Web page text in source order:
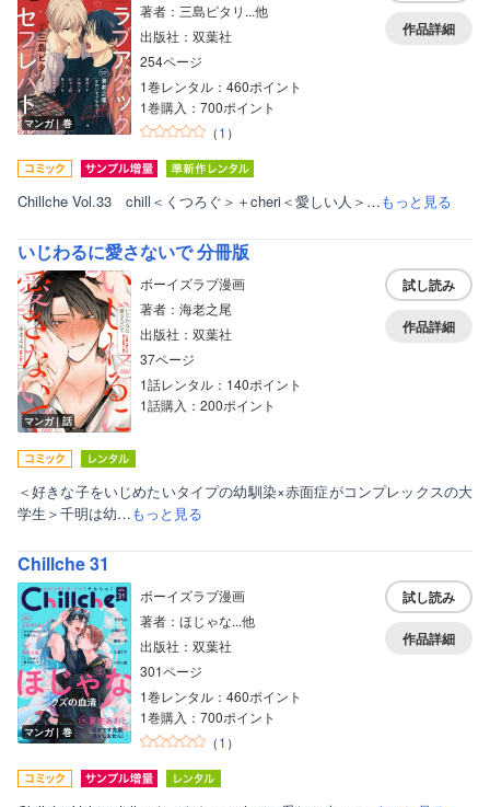
マンガ｜巻
著者：三島ピタリ...他
出版社：双葉社
254ページ
1巻レンタル：460ポイント
1巻購入：700ポイント
（1 ）
作品詳細
Chillche Vol.33 chill＜くつろぐ＞＋cheri＜愛しい人＞…もっと見る
いじわるに愛さないで 分冊版
マンガ｜話
ボーイズラブ漫画
著者：海老之尾
出版社：双葉社
37ページ
1話レンタル：140ポイント
1話購入：200ポイント
試し読み
作品詳細
＜好きな子をいじめたいタイプの幼馴染×赤面症がコンプレックスの大
学生＞千明は幼…もっと見る
Chillche 31
マンガ｜巻
ボーイズラブ漫画
著者：ほじゃな...他
出版社：双葉社
301ページ
1巻レンタル：460ポイント
1巻購入：700ポイント
（1 ）
試し読み
作品詳細